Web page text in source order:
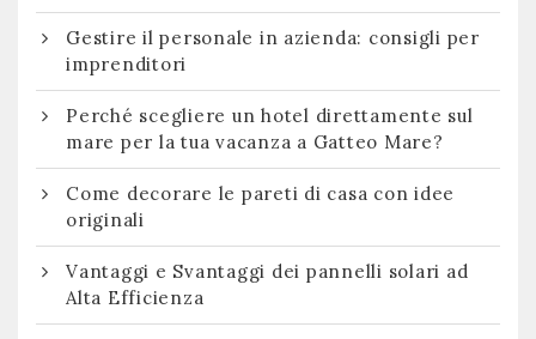
Gestire il personale in azienda: consigli per
imprenditori
Perché scegliere un hotel direttamente sul
mare per la tua vacanza a Gatteo Mare?
Come decorare le pareti di casa con idee
originali
Vantaggi e Svantaggi dei pannelli solari ad
Alta Efficienza